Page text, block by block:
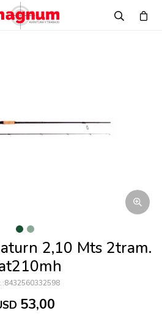
2,10 Mts 2tram.
8432560332598
53,00